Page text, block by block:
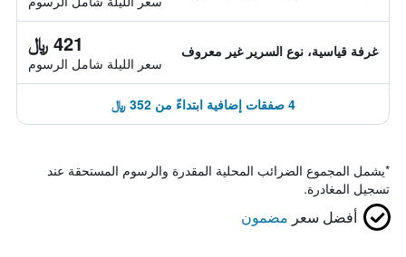
غرفة قياسية، نوع السرير غير معروف 421 ﷼
سعر الليلة شامل الرسوم
4 صفقات إضافية ابتداءً من 352 ﷼
*يشمل المجموع الضرائب المحلية المقدرة والرسوم المستحقة عند
تسجيل المغادرة.
أفضل سعر مضمون